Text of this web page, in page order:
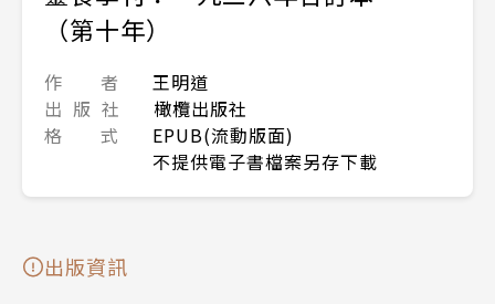
（第十年）
作 者
王明道
出 版 社
橄欖出版社
格 式
EPUB(流動版面)
不提供電子書檔案另存下載
出版資訊